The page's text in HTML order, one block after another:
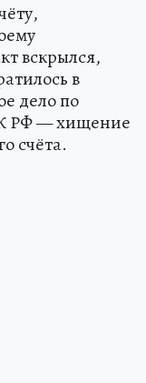
вскрылся,
в
дело по
РФ — хищение
счёта.